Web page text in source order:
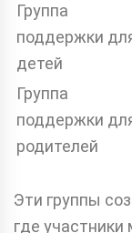
Группа
поддержки
детей
Группа
поддержки
родителей
Эти группы
где